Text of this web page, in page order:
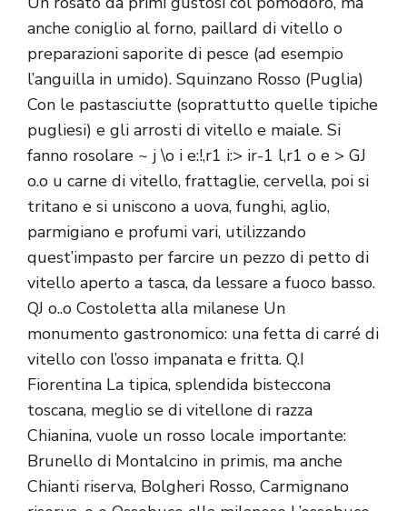
anche coniglio al forno, paillard di vitello o
preparazioni saporite di pesce (ad esempio
l’anguilla in umido). Squinzano Rosso (Puglia)
Con le pastasciutte (soprattutto quelle tipiche
pugliesi) e gli arrosti di vitello e maiale. Si
fanno rosolare ~ j \o i e:!,r1 i:> ir-1 l,r1 o e > GJ
o.o u carne di vitello, frattaglie, cervella, poi si
tritano e si uniscono a uova, funghi, aglio,
parmigiano e profumi vari, utilizzando
quest’impasto per farcire un pezzo di petto di
vitello aperto a tasca, da lessare a fuoco basso.
QJ o..o Costoletta alla milanese Un
monumento gastronomico: una fetta di carré di
vitello con l’osso impanata e fritta. Q.I
Fiorentina La tipica, splendida bisteccona
toscana, meglio se di vitellone di razza
Chianina, vuole un rosso locale importante:
Brunello di Montalcino in primis, ma anche
Chianti riserva, Bolgheri Rosso, Carmignano